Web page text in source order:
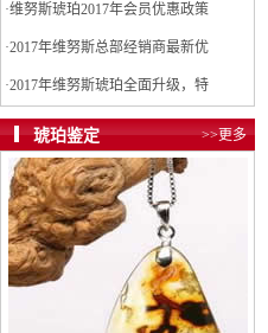
·维努斯琥珀2017年会员优惠政策
·2017年维努斯总部经销商最新优
·2017年维努斯琥珀全面升级，特
琥珀鉴定 >>更多